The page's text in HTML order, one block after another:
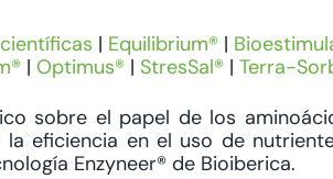
| Equilibrium® |
| Optimus® | StresSal® | Terra-
sobre el papel de los
la eficiencia en el uso de
Enzyneer® de Bioiberica.